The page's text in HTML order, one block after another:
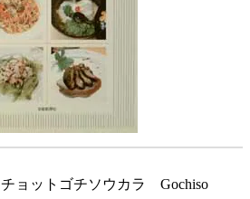
チョットゴチソウカラ Gochiso